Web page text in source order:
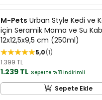
M-Pets Urban Style Kedi ve
için Seramik Mama ve Su
12x12,5x9,5 cm (250ml)
5,0 1
1.399 TL
1.239 TL Sepette %11 indirimli
Sepete Ekle